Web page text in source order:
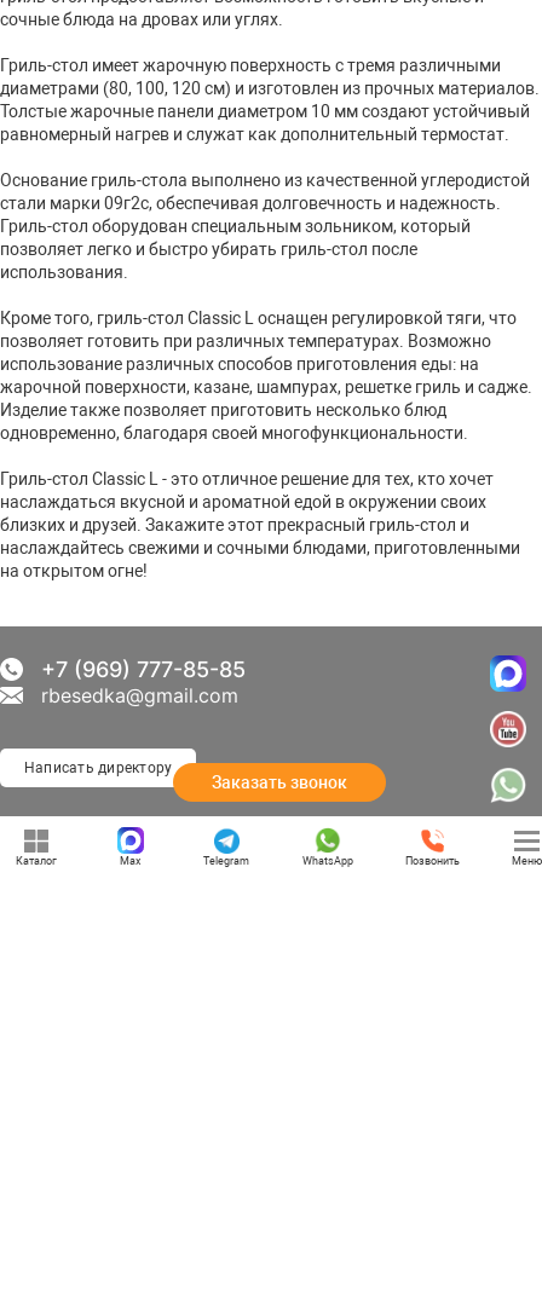
сочные блюда на дровах или углях.
Гриль-стол имеет жарочную поверхность с тремя различными
диаметрами (80, 100, 120 см) и изготовлен из прочных материалов.
Толстые жарочные панели диаметром 10 мм создают устойчивый
равномерный нагрев и служат как дополнительный термостат.
Основание гриль-стола выполнено из качественной углеродистой
стали марки 09г2с, обеспечивая долговечность и надежность.
Гриль-стол оборудован специальным зольником, который
позволяет легко и быстро убирать гриль-стол после
использования.
Кроме того, гриль-стол Classic L оснащен регулировкой тяги, что
позволяет готовить при различных температурах. Возможно
использование различных способов приготовления еды: на
жарочной поверхности, казане, шампурах, решетке гриль и садже.
Изделие также позволяет приготовить несколько блюд
одновременно, благодаря своей многофункциональности.
Гриль-стол Classic L - это отличное решение для тех, кто хочет
наслаждаться вкусной и ароматной едой в окружении своих
близких и друзей. Закажите этот прекрасный гриль-стол и
наслаждайтесь свежими и сочными блюдами, приготовленными
на открытом огне!
Вологда
г. Вологда, улица Благовещенская, 35
Написать директору
+7 (969) 777-85-85
rbesedka@gmail.com
Заказать звонок
Каталог Max Telegram WhatsApp Позвонить Меню